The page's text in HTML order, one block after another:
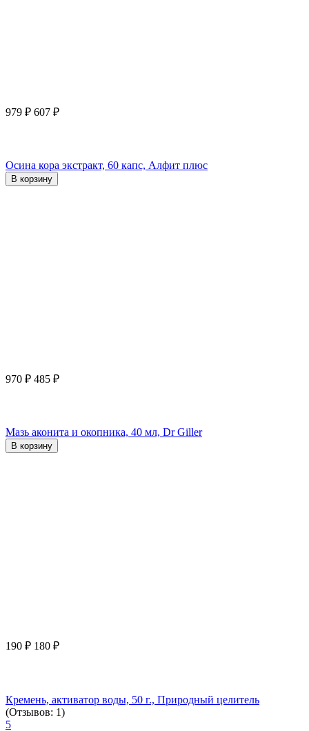
979 ₽ 607 ₽
Осина кора экстракт, 60 капс, Алфит плюс
В корзину
970 ₽ 485 ₽
Мазь аконита и окопника, 40 мл, Dr Giller
В корзину
190 ₽ 180 ₽
Кремень, активатор воды, 50 г., Природный целитель
(Отзывов: 1)
5